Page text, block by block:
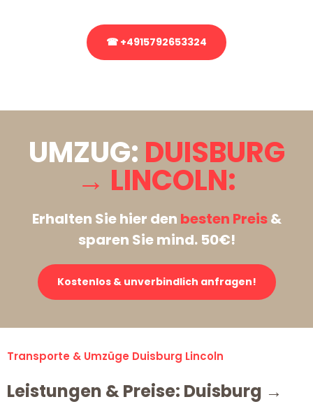
☎ +4915792653324
UMZUG: DUISBURG
→ LINCOLN:
Erhalten Sie hier den besten Preis&
sparen Sie mind. 50€!
Kostenlos & unverbindlich anfragen!
Transporte & Umzüge Duisburg Lincoln
Leistungen & Preise: Duisburg →